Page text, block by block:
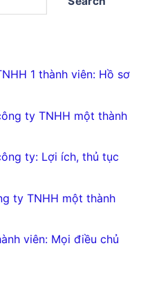
1 thành viên: Hồ sơ
ty TNHH một thành
ty: Lợi ích, thủ tục
ty TNHH một thành
viên: Mọi điều chủ